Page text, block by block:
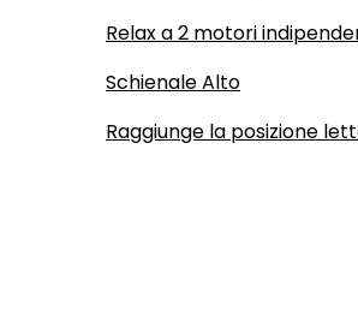
Relax a 2 motori
Schienale Alto
Raggiunge la posizione